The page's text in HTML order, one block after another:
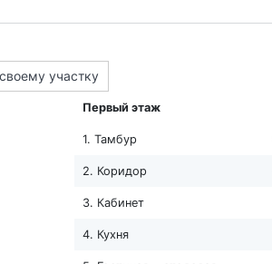
участку
Первый этаж
1. Тамбур
2. Коридор
3. Кабинет
4. Кухня